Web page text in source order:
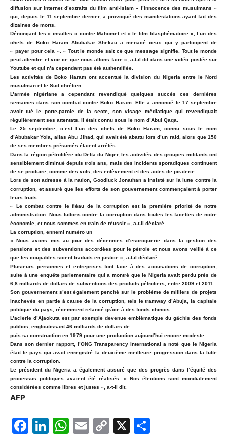
diffusion sur internet d’extraits du film anti-islam « l’Innocence des musulmans »
qui, depuis le 11 septembre dernier, a provoqué des manifestations ayant fait des
dizaines de morts.
Dénonçant les « insultes » contre Mahomet et « le film blasphématoire », l’un des
chefs de Boko Haram Abubakar Shekau a menacé ceux qui y participent de
« payer pour cela ». « Tout le monde sait ce que message signifie. Tout le monde
peut attendre et voir ce que nous allons faire », a-t-il dit dans une vidéo postée sur
Youtube et qui n’a cependant pas été authentifiée.
Les activités de Boko Haram ont accentué la division du Nigeria entre le Nord
musulman et le Sud chrétien.
L’armée nigériane a cependant revendiqué quelques succès ces dernières
semaines dans son combat contre Boko Haram. Elle a annoncé le 17 septembre
avoir tué le porte-parole de la secte, son visage médiatique qui revendiquait
régulièrement ses attentats. Il était connu sous le nom d’Abul Qaqa.
Le 25 septembre, c’est l’un des chefs de Boko Haram, connu sous le nom
d’Abubakar Yola, alias Abu Jihad, qui avait été abattu lors d’un raid, alors que 150
de ses membres présumés étaient arrêtés.
Dans la région pétrolifère du Delta du Niger, les activités des groupes militants ont
sensiblement diminué depuis trois ans, mais des incidents sporadiques continuent
de se produire, comme des vols, des enlèvement et des actes de piraterie.
Lors de son adresse à la nation, Goodluck Jonathan a insisté sur la lutte contre la
corruption, et assuré que les efforts de son gouvernement commençaient à porter
leurs fruits.
« Le combat contre le fléau de la corruption est la première priorité de notre
administration. Nous luttons contre la corruption dans toutes les facettes de notre
économie, et nous sommes en train de réussir », a-t-il déclaré.
La corruption, ennemi numéro un
« Nous avons mis au jour des décennies d’escroquerie dans la gestion des
pensions et des subventions accordées pour le pétrole et nous avons veillé à ce
que les coupables soient traduits en justice », a-t-il déclaré.
Plusieurs personnes et entreprises font face à des accusations de corruption,
suite à une enquête parlementaire qui a montré que le Nigeria avait perdu près de
6,8 milliards de dollars de subventions des produits pétroliers, entre 2009 et 2011.
Son gouvernement s’est également penché sur le problème de milliers de projets
inachevés en partie à cause de la corruption, tels le tramway d’Abuja, la capitale
politique du pays, récemment relancé grâce à des fonds chinois.
L’acierie d’Ajaokuta est par exemple devenue emblématique du gâchis des fonds
publics, engloutissant 46 milliards de dollars de
puis sa construction en 1979 pour une production aujourd’hui encore modeste.
Dans son dernier rapport, l’ONG Transparency International a noté que le Nigeria
était le pays qui avait enregistré la deuxième meilleure progression dans la lutte
contre la corruption.
Le président du Nigeria a également assuré que des progrès dans l’équité des
processus politiques avaient été réalisés. « Nos élections sont mondialement
considérées comme libres et justes », a-t-il dit.
AFP
F
Li W E
C
X